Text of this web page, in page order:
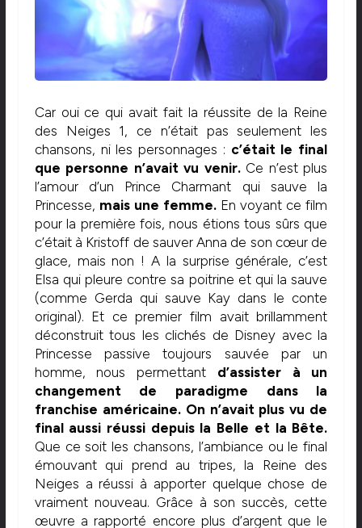
Car oui ce qui avait fait la réussite de la Reine
des Neiges 1, ce n’était pas seulement les
chansons, ni les personnages : c’était le final
que personne n’avait vu venir.Ce n’est plus
l’amour d’un Prince Charmant qui sauve la
Princesse, mais une femme.En voyant ce film
pour la première fois, nous étions tous sûrs que
c’était à Kristoff de sauver Anna de son cœur de
glace, mais non ! A la surprise générale, c’est
Elsa qui pleure contre sa poitrine et qui la sauve
(comme Gerda qui sauve Kay dans le conte
original). Et ce premier film avait brillamment
déconstruit tous les clichés de Disney avec la
Princesse passive toujours sauvée par un
homme, nous permettant d’assister à un
changement de paradigme dans la
franchise américaine. On n’avait plus vu de
final aussi réussi depuis la Belle et la Bête.
Que ce soit les chansons, l’ambiance ou le final
émouvant qui prend au tripes, la Reine des
Neiges a réussi à apporter quelque chose de
vraiment nouveau. Grâce à son succès, cette
œuvre a rapporté encore plus d’argent que le